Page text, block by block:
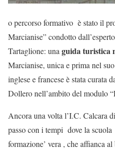
o percorso formativo è stato il
Marcianise” condotto
Tartaglione: una guida turistica
Marcianise, unica e prima nel
inglese e francese è stata curata
Dollero nell’ambito del modulo
Ancora una volta l’I.C. Calcara
passo con i tempi dove la
formazione’ vera , che affianca